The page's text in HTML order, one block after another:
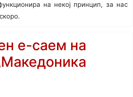
на некој принцип, за нас
е-саем на